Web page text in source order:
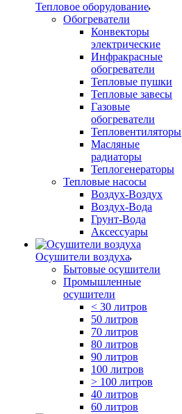
Тепловое оборудование
Обогреватели
Конвекторы
электрические
Инфракрасные
обогреватели
Тепловые пушки
Тепловые завесы
Газовые
обогреватели
Тепловентиляторы
Масляные
радиаторы
Теплогенераторы
Тепловые насосы
Воздух-Воздух
Воздух-Вода
Грунт-Вода
Аксессуары
Осушители воздуха
Бытовые осушители
Промышленные
осушители
< 30 литров
50 литров
70 литров
80 литров
90 литров
100 литров
> 100 литров
40 литров
60 литров